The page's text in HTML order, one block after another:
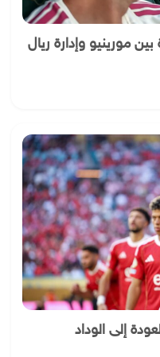
مورينيو وإدارة ريال
إلى الوداد